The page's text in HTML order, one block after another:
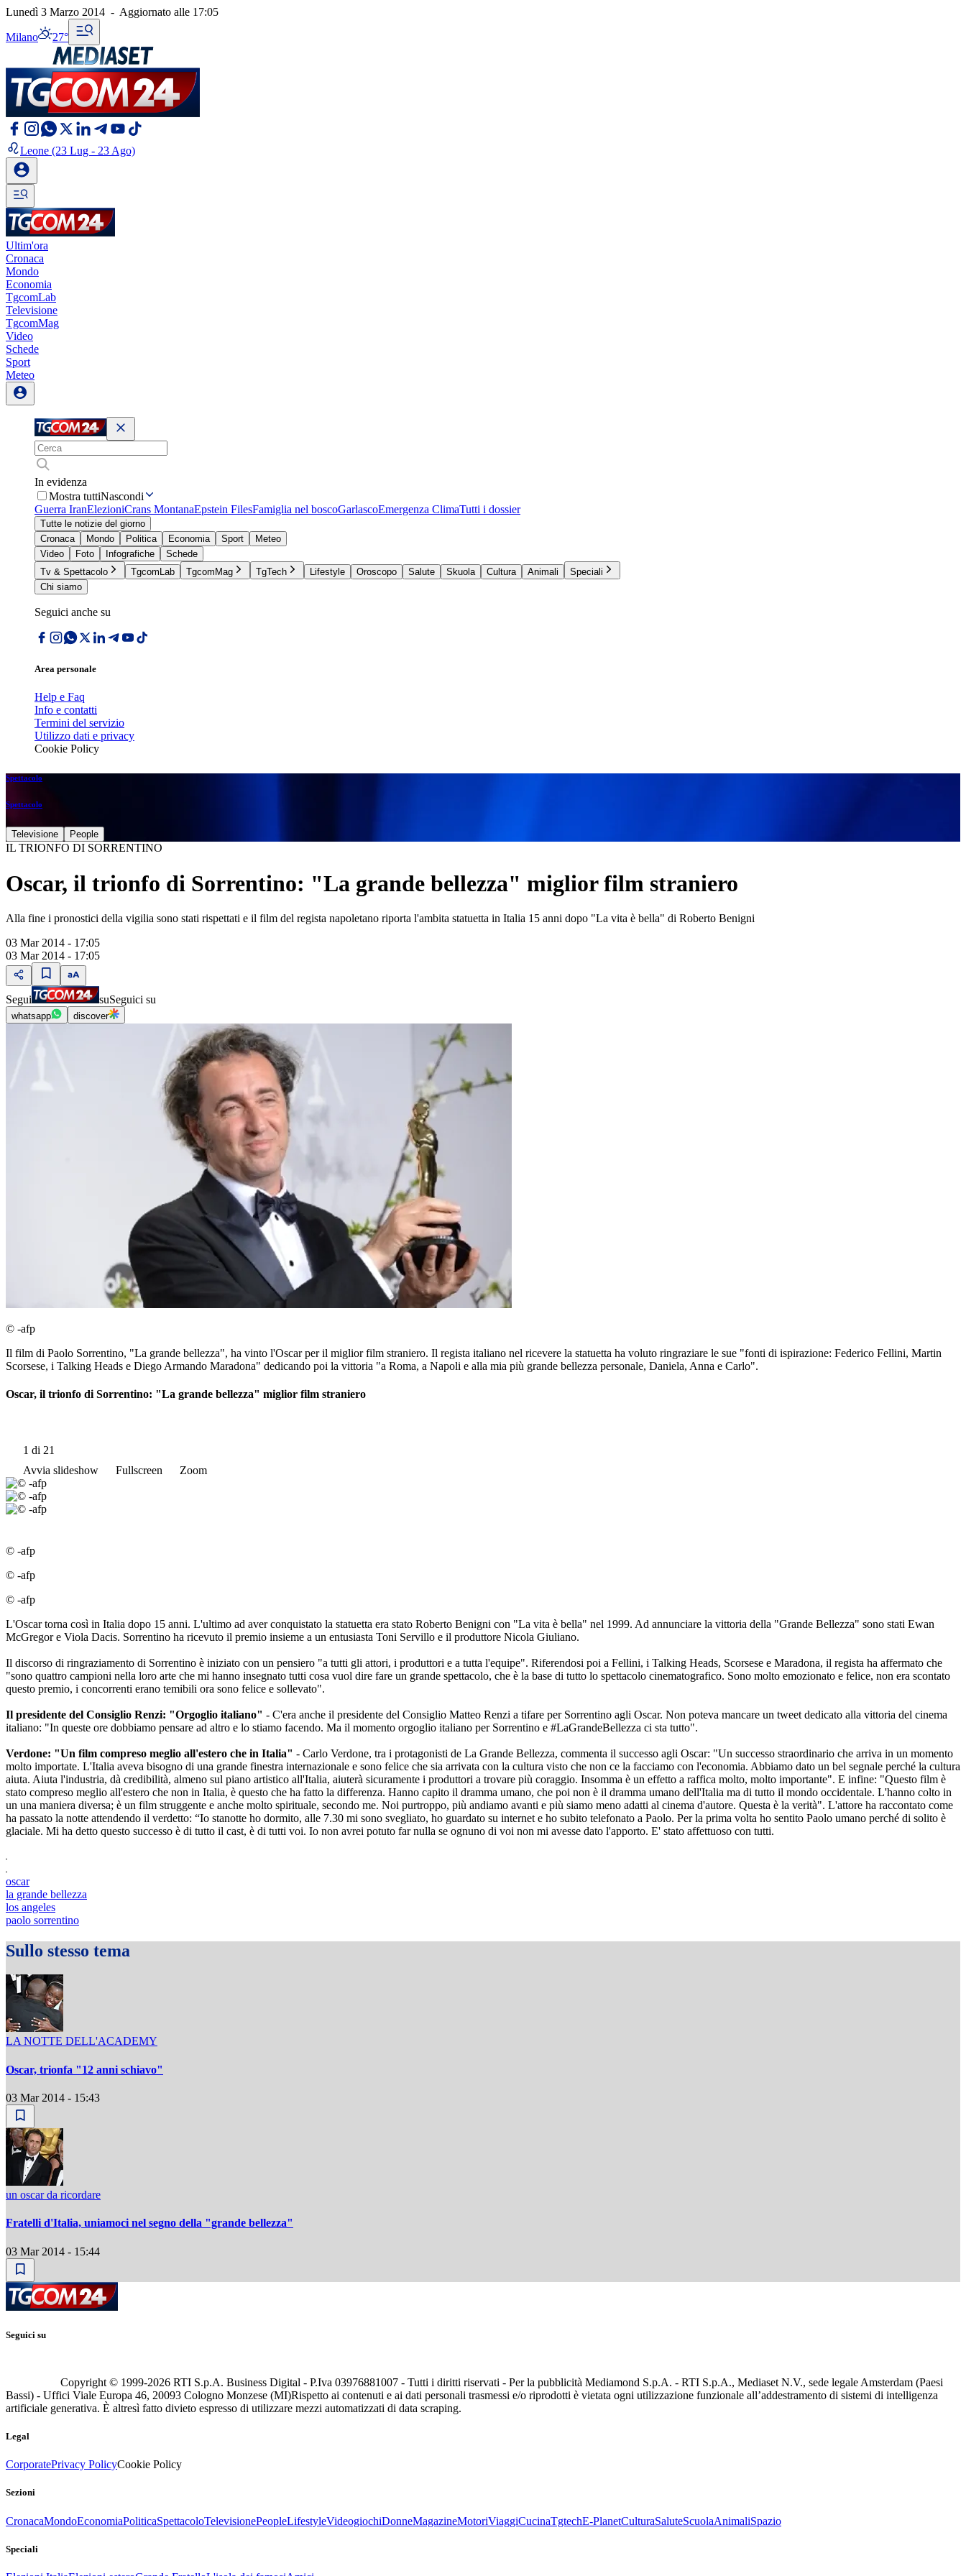
Lunedì 3 Marzo 2014 - Aggiornato alle 17:05
Milano 27°
Leone (23 Lug - 23 Ago)
Ultim'ora
Cronaca
Mondo
Economia
TgcomLab
Televisione
TgcomMag
Video
Schede
Sport
Meteo
In evidenza
Mostra tuttiNascondi
Guerra IranElezioniCrans MontanaEpstein FilesFamiglia nel boscoGarlascoEmergenza ClimaTutti i dossier
Tutte le notizie del giorno
Cronaca
Mondo Politica Economia Sport
Meteo
Video
Foto Infografiche
Schede
Tv & Spettacolo
TgcomLab TgcomMag TgTech Lifestyle Oroscopo Salute Skuola Cultura Animali
Speciali
Chi siamo
Seguici anche su
Area personale
Help e Faq
Info e contatti
Termini del servizio
Utilizzo dati e privacy
Cookie Policy
Spettacolo
Spettacolo
Televisione People
IL TRIONFO DI SORRENTINO
Oscar, il trionfo di Sorrentino: "La grande bellezza" miglior film straniero
Alla fine i pronostici della vigilia sono stati rispettati e il film del regista napoletano riporta l'ambita statuetta in Italia 15 anni dopo "La vita è bella" di Roberto Benigni
03 Mar 2014 - 17:05
03 Mar 2014 - 17:05
Segui suSeguici su
whatsapp discover
© -afp
Il film di Paolo Sorrentino, "La grande bellezza", ha vinto l'Oscar per il miglior film straniero. Il regista italiano nel ricevere la statuetta ha voluto ringraziare le sue "fonti di ispirazione: Federico Fellini, Martin
Scorsese, i Talking Heads e Diego Armando Maradona" dedicando poi la vittoria "a Roma, a Napoli e alla mia più grande bellezza personale, Daniela, Anna e Carlo".
Oscar, il trionfo di Sorrentino: "La grande bellezza" miglior film straniero
1 di 21
Avvia slideshow
Fullscreen Zoom
© -afp
© -afp
© -afp
L'Oscar torna così in Italia dopo 15 anni. L'ultimo ad aver conquistato la statuetta era stato Roberto Benigni con "La vita è bella" nel 1999. Ad annunciare la vittoria della "Grande Bellezza" sono stati Ewan
McGregor e Viola Dacis. Sorrentino ha ricevuto il premio insieme a un entusiasta Toni Servillo e il produttore Nicola Giuliano.
Il discorso di ringraziamento di Sorrentino è iniziato con un pensiero "a tutti gli attori, i produttori e a tutta l'equipe". Riferendosi poi a Fellini, i Talking Heads, Scorsese e Maradona, il regista ha affermato che
"sono quattro campioni nella loro arte che mi hanno insegnato tutti cosa vuol dire fare un grande spettacolo, che è la base di tutto lo spettacolo cinematografico. Sono molto emozionato e felice, non era scontato
questo premio, i concorrenti erano temibili ora sono felice e sollevato".
Il presidente del Consiglio Renzi: "Orgoglio italiano" - C'era anche il presidente del Consiglio Matteo Renzi a tifare per Sorrentino agli Oscar. Non poteva mancare un tweet dedicato alla vittoria del cinema
italiano: "In queste ore dobbiamo pensare ad altro e lo stiamo facendo. Ma il momento orgoglio italiano per Sorrentino e #LaGrandeBellezza ci sta tutto".
Verdone: "Un film compreso meglio all'estero che in Italia" - Carlo Verdone, tra i protagonisti de La Grande Bellezza, commenta il successo agli Oscar: "Un successo straordinario che arriva in un momento
molto importate. L'Italia aveva bisogno di una grande finestra internazionale e sono felice che sia arrivata con la cultura visto che non ce la facciamo con l'economia. Abbiamo dato un bel segnale perché la cultura
aiuta. Aiuta l'industria, dà credibilità, almeno sul piano artistico all'Italia, aiuterà sicuramente i produttori a trovare più coraggio. Insomma è un effetto a raffica molto, molto importante". E infine: "Questo film è
stato compreso meglio all'estero che non in Italia, è questo che ha fatto la differenza. Hanno capito il dramma umano, che poi non è il dramma umano dell'Italia ma di tutto il mondo occidentale. L'hanno colto in
un una maniera diversa; è un film struggente e anche molto spirituale, secondo me. Noi purtroppo, più andiamo avanti e più siamo meno adatti al cinema d'autore. Questa è la verità". L'attore ha raccontato come
ha passato la notte attendendo il verdetto: “Io stanotte ho dormito, alle 7.30 mi sono svegliato, ho guardato su internet e ho subito telefonato a Paolo. Per la prima volta ho sentito Paolo umano perché di solito è
glaciale. Mi ha detto questo successo è di tutto il cast, è di tutti voi. Io non avrei potuto far nulla se ognuno di voi non mi avesse dato l'apporto. E' stato affettuoso con tutti.
oscar
la grande bellezza
los angeles
paolo sorrentino
Sullo stesso tema
LA NOTTE DELL'ACADEMY
Oscar, trionfa "12 anni schiavo"
03 Mar 2014 - 15:43
un oscar da ricordare
Fratelli d'Italia, uniamoci nel segno della "grande bellezza"
03 Mar 2014 - 15:44
Seguici su
Copyright © 1999-2026 RTI S.p.A. Business Digital - P.Iva 03976881007 - Tutti i diritti riservati - Per la pubblicità Mediamond S.p.A. - RTI S.p.A., Mediaset N.V., sede legale Amsterdam (Paesi
Bassi) - Uffici Viale Europa 46, 20093 Cologno Monzese (MI)Rispetto ai contenuti e ai dati personali trasmessi e/o riprodotti è vietata ogni utilizzazione funzionale all’addestramento di sistemi di intelligenza
artificiale generativa. È altresì fatto divieto espresso di utilizzare mezzi automatizzati di data scraping.
Legal
CorporatePrivacy PolicyCookie Policy
Sezioni
CronacaMondoEconomiaPoliticaSpettacoloTelevisionePeopleLifestyleVideogiochiDonneMagazineMotoriViaggiCucinaTgtechE-PlanetCulturaSaluteScuolaAnimaliSpazio
Speciali